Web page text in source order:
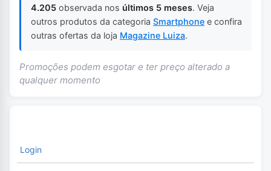
4.205 observada nos últimos 5 meses. Veja
outros produtos da categoria Smartphone e confira
outras ofertas da loja Magazine Luiza.
Promoções podem esgotar e ter preço alterado a
qualquer momento
Login